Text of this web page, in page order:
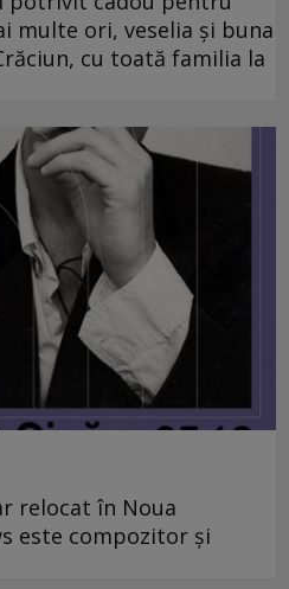
multe ori, veselia și buna
cu toată familia la
relocat în Noua
este compozitor și